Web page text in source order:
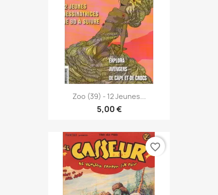
Zoo (39) - 12 Jeunes...
5,00 €
favorite_border